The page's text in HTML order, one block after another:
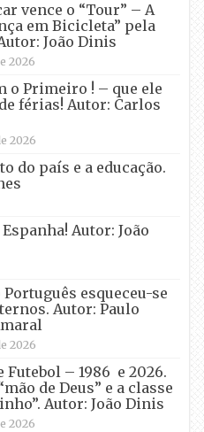
vence o “Tour” – A
em Bicicleta” pela
João Dinis
2026
o Primeiro ! – que ele
férias! Autor: Carlos
2026
do país e a educação.
Autor: João
esqueceu-se
Autor: Paulo
2026
Futebol – 1986 e 2026.
de Deus” e a classe
Autor: João Dinis
2026